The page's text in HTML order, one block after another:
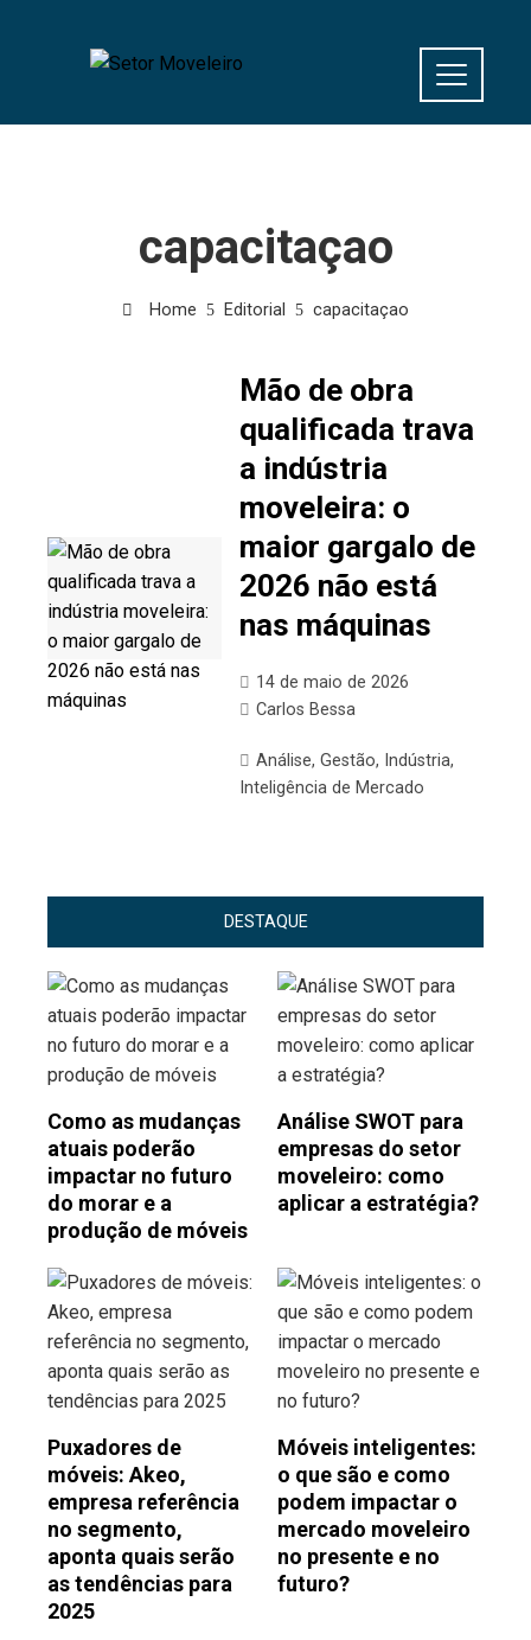
capacitaçao
Home Editorial capacitaçao
Mão de obra
qualificada trava
a indústria
moveleira: o
maior gargalo de
2026 não está
nas máquinas
14 de maio de 2026
Carlos Bessa
Análise, Gestão, Indústria,
Inteligência de Mercado
DESTAQUE
Como as mudanças
atuais poderão
impactar no futuro
do morar e a
produção de móveis
Análise SWOT para
empresas do setor
moveleiro: como
aplicar a estratégia?
Puxadores de
móveis: Akeo,
empresa referência
no segmento,
aponta quais serão
as tendências para
2025
Móveis inteligentes:
o que são e como
podem impactar o
mercado moveleiro
no presente e no
futuro?